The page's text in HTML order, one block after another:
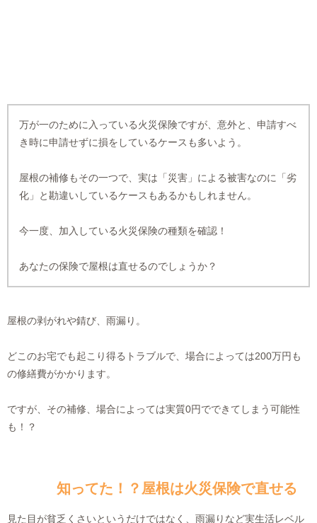
万が一のために入っている火災保険ですが、意外と、申請すべ
き時に申請せずに損をしているケースも多いよう。
屋根の補修もその一つで、実は「災害」による被害なのに「劣
化」と勘違いしているケースもあるかもしれません。
今一度、加入している火災保険の種類を確認！
あなたの保険で屋根は直せるのでしょうか？
屋根の剥がれや錆び、雨漏り。
どこのお宅でも起こり得るトラブルで、場合によっては200万円も
の修繕費がかかります。
ですが、その補修、場合によっては実質0円でできてしまう可能性
も！？
知ってた！？屋根は火災保険で直せる
見た目が貧乏くさいというだけではなく、雨漏りなど実生活レベル